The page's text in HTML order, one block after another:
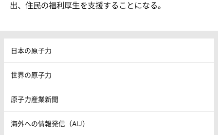
出、住民の福利厚生を支援することになる。
日本の原子力
世界の原子力
原子力産業新聞
海外への情報発信（AIJ）